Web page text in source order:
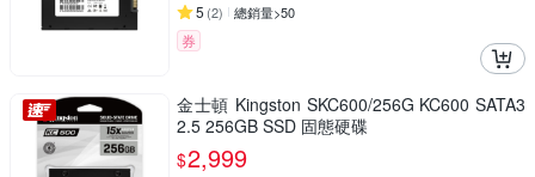
5 (2) 總銷量>50
券
金士頓 Kingston SKC600/256G KC600 SATA3
2.5 256GB SSD 固態硬碟
$2,999